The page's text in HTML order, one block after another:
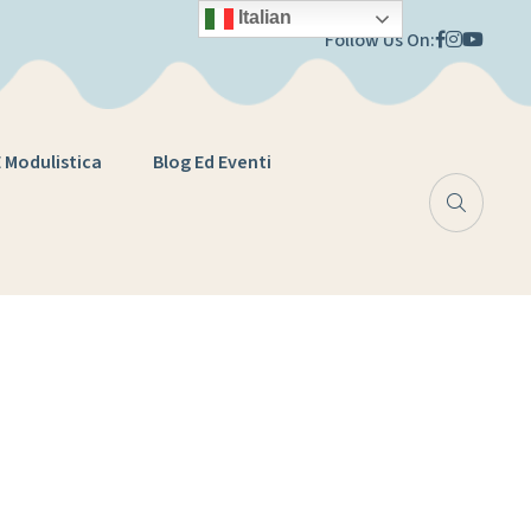
Follow Us On:
Modulistica Blog Ed Eventi
Italian